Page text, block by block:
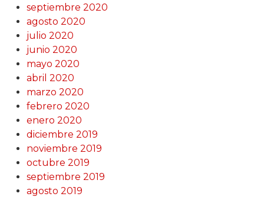
septiembre 2020
agosto 2020
julio 2020
junio 2020
mayo 2020
abril 2020
marzo 2020
febrero 2020
enero 2020
diciembre 2019
noviembre 2019
octubre 2019
septiembre 2019
agosto 2019